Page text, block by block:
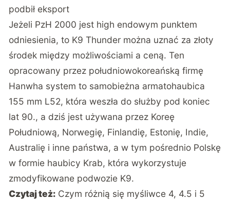
podbił eksport
Jeżeli PzH 2000 jest high endowym punktem
odniesienia, to K9 Thunder można uznać za złoty
środek między możliwościami a ceną. Ten
opracowany przez południowokoreańską firmę
Hanwha system to samobieżna armatohaubica
155 mm L52, która weszła do służby pod koniec
lat 90., a dziś jest używana przez Koreę
Południową, Norwegię, Finlandię, Estonię, Indie,
Australię i inne państwa, a w tym pośrednio Polskę
w formie haubicy Krab, która wykorzystuje
zmodyfikowane podwozie K9.
Czytaj też: Czym różnią się myśliwce 4, 4.5 i 5